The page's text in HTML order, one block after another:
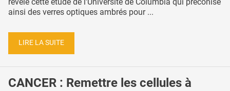
ainsi des verres optiques ambrés pour ...
LIRE LA SUITE
CANCER : Remettre les cellules à